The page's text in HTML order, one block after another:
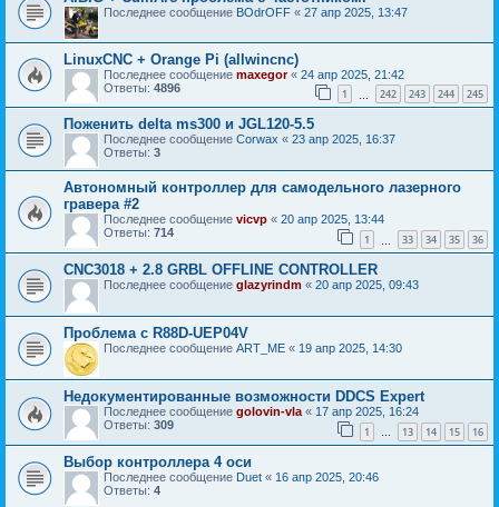
Последнее сообщение BOdrOFF « 27 апр 2025, 13:47
LinuxCNC + Orange Pi (allwincnc)
Последнее сообщение maxegor« 24 апр 2025, 21:42
Ответы: 4896 1 242 243 244 245
Поженить delta ms300 и JGL120-5.5
Последнее сообщение Corwax « 23 апр 2025, 16:37
Ответы: 3
Автономный контроллер для самодельного лазерного
гравера #2
Последнее сообщение vicvp « 20 апр 2025, 13:44
Ответы: 714 1 33 34 35 36
CNC3018 + 2.8 GRBL OFFLINE CONTROLLER
Последнее сообщение glazyrindm « 20 апр 2025, 09:43
Проблема с R88D-UEP04V
Последнее сообщение ART_ME « 19 апр 2025, 14:30
Недокументированные возможности DDCS Expert
Последнее сообщение golovin-vla « 17 апр 2025, 16:24
Ответы: 309 1 … 13 14 15 16
Выбор контроллера 4 оси
Последнее сообщение Duet « 16 апр 2025, 20:46
Ответы: 4